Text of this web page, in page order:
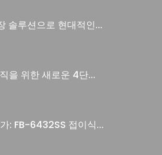
솔루션으로 현대적인...
을 위한 새로운 4단...
: FB-6432SS 접이식...